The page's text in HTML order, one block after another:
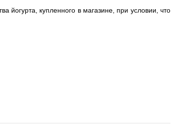
йогурта, купленного в магазине, при условии, что